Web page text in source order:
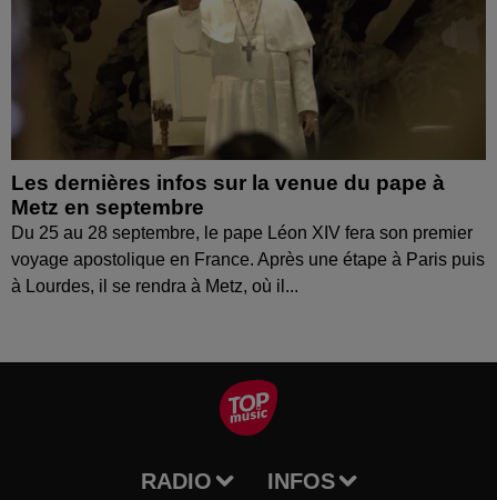
Les dernières infos sur la venue du pape à
Metz en septembre
Du 25 au 28 septembre, le pape Léon XIV fera son premier
voyage apostolique en France. Après une étape à Paris puis
à Lourdes, il se rendra à Metz, où il...
RADIO INFOS